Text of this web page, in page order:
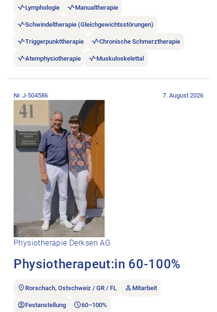
Lymphologie Manualtherapie
Schwindeltherapie (Gleichgewichtsstörungen)
Triggerpunkttherapie Chronische Schmerztherapie
Atemphysiotherapie Muskuloskelettal
Physiotherapie Derksen AG
Physiotherapeut:in 60-100%
Nr. J-504586 7. August 2026
Rorschach, Ostschweiz / GR / FL Mitarbeit
Festanstellung 60–100%